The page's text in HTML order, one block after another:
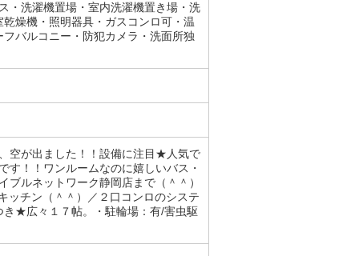
・洗濯機置場・室内洗濯機置き場・洗
燥機・照明器具・ガスコンロ可・温
バルコニー・防犯カメラ・洗面所独
空が出ました！！設備に注目★人気で
す！！ワンルームなのに嬉しいバス・
ブルネットワーク静岡店まで（＾＾）
ッチン（＾＾）／２口コンロのシステ
き★広々１７帖。・駐輪場：有/害虫駆